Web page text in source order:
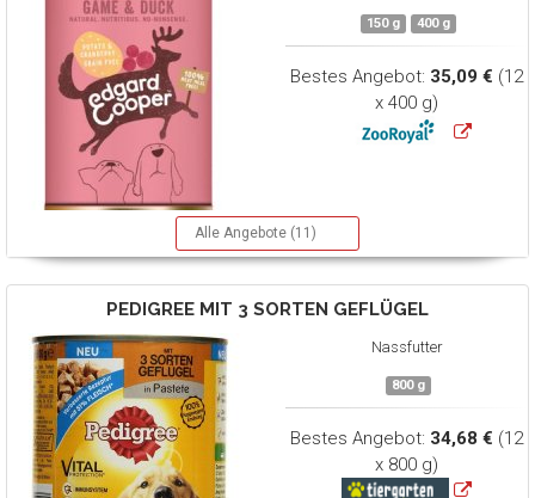
150 g 400 g
Bestes Angebot: 35,09 € (12
x 400 g)
Alle Angebote (11)
PEDIGREE MIT 3 SORTEN GEFLÜGEL
Nassfutter
800 g
Bestes Angebot: 34,68 € (12
x 800 g)